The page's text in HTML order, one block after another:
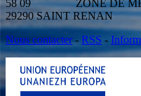
58 09 ZONE DE
29290 SAINT RENAN
Nous contacter- RSS -